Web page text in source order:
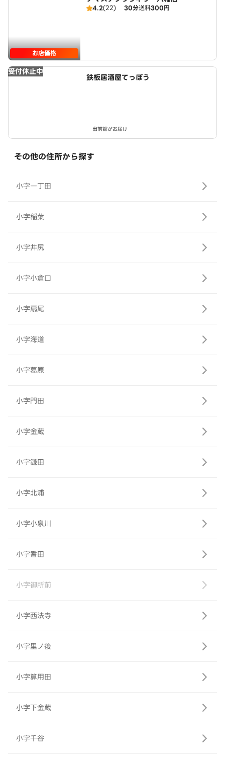
お店価格
4.2(22) 30分送料300円
受付休止中
鉄板居酒屋てっぽう
出前館がお届け
その他の住所から探す
小字一丁田
小字稲葉
小字井尻
小字小倉口
小字扇尾
小字海道
小字葛原
小字門田
小字金蔵
小字鎌田
小字北浦
小字小泉川
小字香田
小字御所前
小字西法寺
小字里ノ後
小字算用田
小字下金蔵
小字千谷